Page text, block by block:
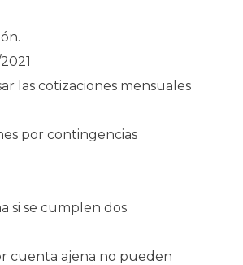
las cotizaciones mensuales
por contingencias
si se cumplen dos
cuenta ajena no pueden